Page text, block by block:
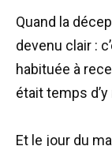
Quand la
devenu clair :
habituée à
était temps
Et le jour du